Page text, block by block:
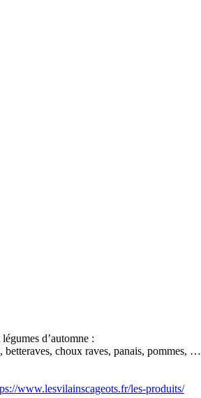
d’automne :
betteraves, choux raves, panais, pommes, …
www.lesvilainscageots.fr/les-produits/